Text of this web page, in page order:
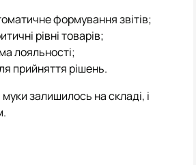
формування звітів;
рівні товарів;
лояльності;
прийняття рішень.
залишилось на складі, і